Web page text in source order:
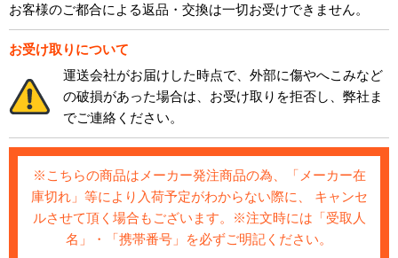
お客様のご都合による返品・交換は一切お受けできません。
お受け取りについて
運送会社がお届けした時点で、外部に傷やへこみなど
の破損があった場合は、お受け取りを拒否し、弊社ま
でご連絡ください。
※こちらの商品はメーカー発注商品の為、「メーカー在
庫切れ」等により入荷予定がわからない際に、 キャンセ
ルさせて頂く場合もございます。※注文時には「受取人
名」・「携帯番号」を必ずご明記ください。